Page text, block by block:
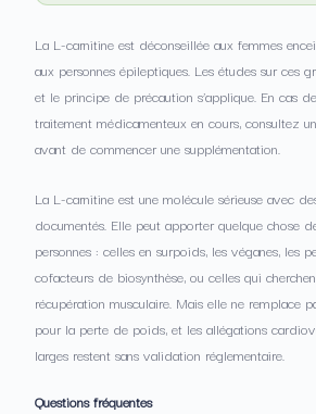
La L-carnitine est déconseillée aux femmes
aux personnes épileptiques. Les études sur ces
et le principe de précaution s’applique. En cas
traitement médicamenteux en cours, consultez
avant de commencer une supplémentation.
La L-carnitine est une molécule sérieuse avec
documentés. Elle peut apporter quelque chose
personnes : celles en surpoids, les véganes, les
cofacteurs de biosynthèse, ou celles qui
récupération musculaire. Mais elle ne remplace
pour la perte de poids, et les allégations
larges restent sans validation réglementaire.
Questions fréquentes